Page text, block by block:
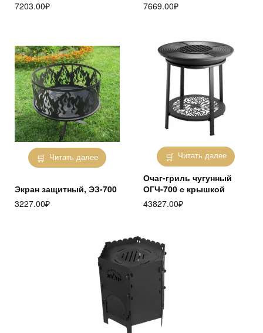
7203.00₽ 7669.00₽
Читать далее
Экран защитный, ЭЗ-700
3227.00₽
Читать далее
Очаг-гриль чугунный
ОГЧ-700 с крышкой
43827.00₽